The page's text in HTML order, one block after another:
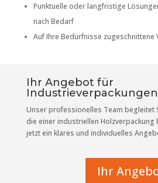
Punktuelle oder langfristige
nach Bedarf
Auf Ihre Bedürfnisse zugeschnittene
Ihr Angebot für
Unser professionelles Team begleitet
die einer industriellen Holzverpackung
jetzt ein klares und individuelles
Ihr